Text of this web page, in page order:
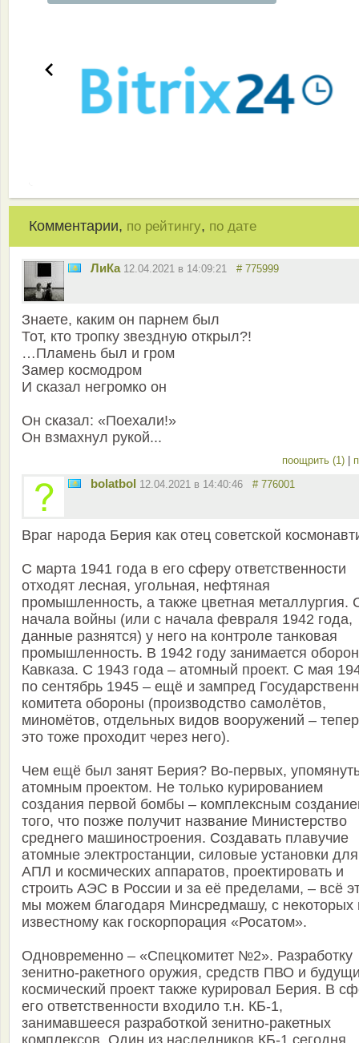
Комментарии, по рейтингу, по дате
ЛиКа 12.04.2021 в 14:09:21 # 775999
Знаете, каким он парнем был
Тот, кто тропку звездную открыл?!
…Пламень был и гром
Замер космодром
И сказал негромко он
Он сказал: «Поехали!»
Он взмахнул рукой...
поощрить (1) |
bolatbol 12.04.2021 в 14:40:46 # 776001
Враг народа Берия как отец советской
С марта 1941 года в его сферу ответственности
отходят лесная, угольная, нефтяная
промышленность, а также цветная металлургия.
начала войны (или с начала февраля 1942 года,
данные разнятся) у него на контроле танковая
промышленность. В 1942 году занимается
Кавказа. С 1943 года – атомный проект. С мая
по сентябрь 1945 – ещё и зампред
комитета обороны (производство самолётов,
миномётов, отдельных видов вооружений –
это тоже проходит через него).
Чем ещё был занят Берия? Во-первых,
атомным проектом. Не только курированием
создания первой бомбы – комплексным
того, что позже получит название Министерство
среднего машиностроения. Создавать плавучие
атомные электростанции, силовые установки для
АПЛ и космических аппаратов, проектировать и
строить АЭС в России и за её пределами, – всё
мы можем благодаря Минсредмашу, с некоторых
известному как госкорпорация «Росатом».
Одновременно – «Спецкомитет №2». Разработку
зенитно-ракетного оружия, средств ПВО и
космический проект также курировал Берия. В
его ответственности входило т.н. КБ-1,
занимавшееся разработкой зенитно-ракетных
комплексов. Один из наследников КБ-1 сегодня